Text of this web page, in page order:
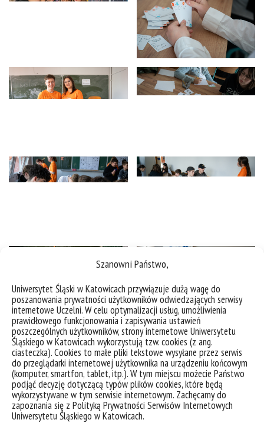
Szanowni Państwo,
Uniwersytet Śląski w Katowicach przywiązuje dużą wagę do
poszanowania prywatności użytkowników odwiedzających serwisy
internetowe Uczelni. W celu optymalizacji usług, umożliwienia
prawidłowego funkcjonowania i zapisywania ustawień
poszczególnych użytkowników, strony internetowe Uniwersytetu
Śląskiego w Katowicach wykorzystują tzw. cookies (z ang.
ciasteczka). Cookies to małe pliki tekstowe wysyłane przez serwis
do przeglądarki internetowej użytkownika na urządzeniu końcowym
(komputer, smartfon, tablet, itp.). W tym miejscu możecie Państwo
podjąć decyzję dotyczącą typów plików cookies, które będą
wykorzystywane w tym serwisie internetowym. Zachęcamy do
zapoznania się z Polityką Prywatności Serwisów Internetowych
Uniwersytetu Śląskiego w Katowicach.